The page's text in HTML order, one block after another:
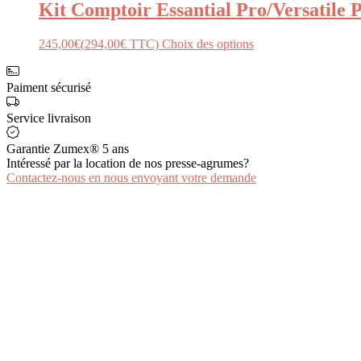
Kit Comptoir Essantial Pro/Versatile
245,00€(294,00€ TTC) Choix des options
Paiment sécurisé
Service livraison
Garantie Zumex® 5 ans
Intéressé par la location de nos presse-agrumes?
Contactez-nous en nous envoyant votre demande